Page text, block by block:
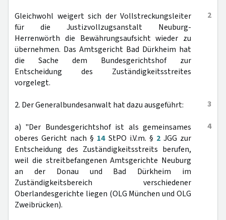
2
Gleichwohl weigert sich der Vollstreckungsleiter
für die Justizvollzugsanstalt Neuburg-
Herrenwörth die Bewährungsaufsicht wieder zu
übernehmen. Das Amtsgericht Bad Dürkheim hat
die Sache dem Bundesgerichtshof zur
Entscheidung des Zuständigkeitsstreites
vorgelegt.
3
2. Der Generalbundesanwalt hat dazu ausgeführt:
4
a) "Der Bundesgerichtshof ist als gemeinsames
oberes Gericht nach § 14StPO i.V.m. § 2JGG zur
Entscheidung des Zuständigkeitsstreits berufen,
weil die streitbefangenen Amtsgerichte Neuburg
an der Donau und Bad Dürkheim im
Zuständigkeitsbereich verschiedener
Oberlandesgerichte liegen (OLG München und OLG
Zweibrücken).